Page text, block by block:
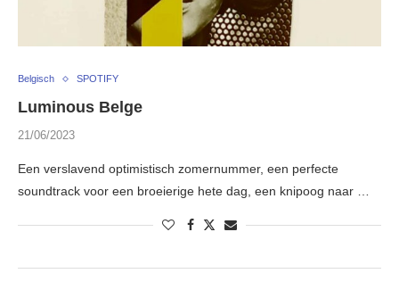
Belgisch SPOTIFY
Luminous Belge
21/06/2023
Een verslavend optimistisch zomernummer, een perfecte
soundtrack voor een broeierige hete dag, een knipoog naar …